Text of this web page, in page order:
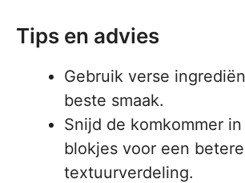
Tips en advies
Gebruik verse
beste smaak.
Snijd de komkommer
blokjes voor een betere
textuurverdeling.